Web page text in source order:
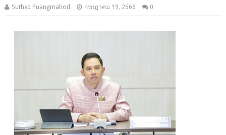
Suthep Puangmahod กรกฎาคม 19, 2566 0